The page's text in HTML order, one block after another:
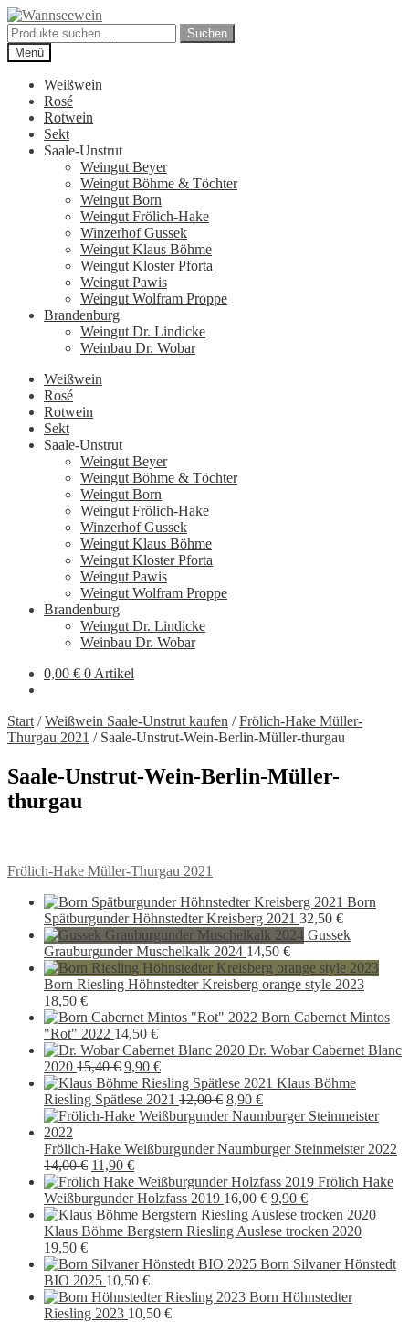
Zur
Navigation
springen
Zum
Inhalt
springen
Suchen
nach:
Suchen
Menü
Weißwein
Rosé
Rotwein
Sekt
Saale-Unstrut
Weingut Beyer
Weingut Böhme & Töchter
Weingut Born
Weingut Frölich-Hake
Winzerhof Gussek
Weingut Klaus Böhme
Weingut Kloster Pforta
Weingut Pawis
Weingut Wolfram Proppe
Brandenburg
Weingut Dr. Lindicke
Weinbau Dr. Wobar
Weißwein
Rosé
Rotwein
Sekt
Saale-Unstrut
Weingut Beyer
Weingut Böhme & Töchter
Weingut Born
Weingut Frölich-Hake
Winzerhof Gussek
Weingut Klaus Böhme
Weingut Kloster Pforta
Weingut Pawis
Weingut Wolfram Proppe
Brandenburg
Weingut Dr. Lindicke
Weinbau Dr. Wobar
0,00 € 0 Artikel
Start /Weißwein Saale-Unstrut kaufen /Frölich-Hake Müller-
Thurgau 2021 / Saale-Unstrut-Wein-Berlin-Müller-thurgau
Saale-Unstrut-Wein-Berlin-Müller-
thurgau
Beitragsnavigation
Vorheriger
Frölich-Hake Müller-Thurgau 2021
Born
Spätburgunder Höhnstedter Kreisberg 2021 32,50 €
Gussek
Grauburgunder Muschelkalk 2024 14,50 €
Born Riesling Höhnstedter Kreisberg orange style 2023
18,50 €
Born Cabernet Mintos
"Rot" 2022 14,50 €
Dr. Wobar Cabernet Blanc
2020 15,40€ Ursprünglicher
Preis
war:
15,40 €
9,90 €Aktueller
Preis
ist:
9,90 €.
Klaus Böhme
Riesling Spätlese 2021 12,00€ Ursprünglicher
Preis
12,00 €
8,90 €Aktueller
Preis
8,90 €.
Frölich-Hake Weißburgunder Naumburger Steinmeister 2022
14,00€ Ursprünglicher
Preis
war:
14,00 €
11,90 €Aktueller
Preis
ist:
11,90 €.
Frölich Hake
Weißburgunder Holzfass 2019 16,00€ Ursprünglicher
Preis
war:
9,90 €Aktueller
Preis
ist:
Klaus Böhme Bergstern Riesling Auslese trocken 2020
19,50 €
Born Silvaner Hönstedt
BIO 2025 10,50 €
Born Höhnstedter
Riesling 2023 10,50 €